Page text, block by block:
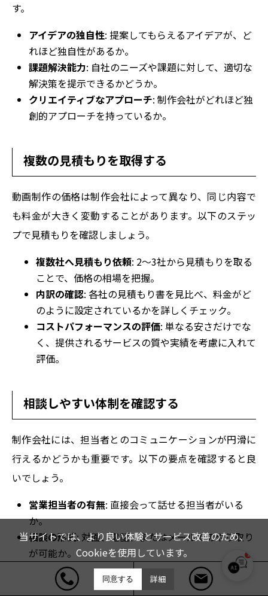
す。
アイデアの独自性: 提案してもらえるアイデアが、ど
れほど独自性があるか。
課題解決能力: 自社のニーズや課題に対して、適切な
解決策を提示できるかどうか。
クリエイティブなアプローチ: 制作会社がどれほど独
創的アプローチを持っているか。
複数の見積もりを取得する
動画制作の価格は制作会社によって異なり、同じ内容で
も料金が大きく変動することがあります。以下のステッ
プで見積もりを確認しましょう。
複数社へ見積もり依頼: 2～3社から見積もりを取る
ことで、価格の相場を把握。
内訳の確認: 各社の見積もり書を見比べ、料金がど
のように設定されているかを詳しくチェック。
コストパフォーマンスの評価: 単なる安さだけでな
く、提供されるサービスの質や実績を考慮に入れて
評価。
相談しやすい体制を確認する
制作会社には、担当者とのコミュニケーションが円滑に
行えるかどうかも重要です。以下の要点を確認すると良
いでしょう。
営業担当者の有無: 直接会って話せる担当者がいる
か。
相談の形式: 対面、電話、またはメールでのやり取り
が可能か。
迅速な対応: 疑問や要望に即座に応じてくれる体制が
整っているか。
THE4KIND サポート
オンライン｜お気軽にご相談ください
1
当サイトでは、より良い体験とサービス改善のため、
Cookieを使用しています。
同意する 詳細